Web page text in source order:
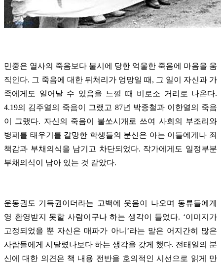
민중은 열사의 죽음보다 불시에 당한 억울한 죽음에 마음을 움
직인다. 그 죽음에 대한 뒤처리가 엉망일 때, 그 일이 자신과 가
족에게도 일어날 수 있음을 느낄 때 비로소 거리로 나온다.
4.19의 김주열의 죽음이 그랬고 87년 박종철과 이한열의 죽음
이 그랬다. 자신의 죽음이 불쏘시개로 쓰여 사회의 부조리와
병폐를 태우기를 갈망한 학생들의 분신은 아는 이들에게나 죄
책감과 부채의식을 남기고 차단되었다. 작가에게도 일정부분
부채의식이 남아 있는 것 같았다.
운동권도 기득권이더라는 고백에 웃음이 나오며 동류들에게
영 환영받지 못할 사람이구나 하는 생각이 들었다. ‘이미지가
고정되었을 뿐 자신은 매파가 아니’라는 말은 어지간히 많은
사람들에게 시달렸나보다 하는 생각을 갖게 했다. 전태일의 분
신에 대한 의견은 책 내용 전반을 호의적인 시선으로 읽게 만